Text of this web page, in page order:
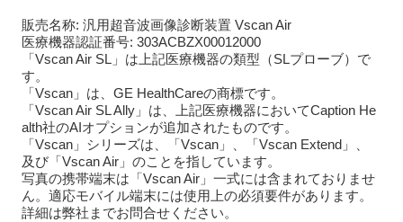
販売名称: 汎用超音波画像診断装置 Vscan Air
医療機器認証番号: 303ACBZX00012000
「Vscan Air SL」は上記医療機器の類型（SLプローブ）で
す。
「Vscan」は、GE HealthCareの商標です。
「Vscan Air SL Ally」は、上記医療機器においてCaption He
alth社のAIオプションが追加されたものです。
「Vscan」シリーズは、「Vscan」、「Vscan Extend」、
及び「Vscan Air」のことを指しています。
写真の携帯端末は「Vscan Air」一式には含まれておりませ
ん。適応モバイル端末には使用上の必須要件があります。
詳細は弊社までお問合せください。